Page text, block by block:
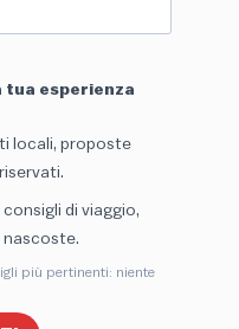
tua esperienza
locali, proposte
di viaggio,
più pertinenti: niente